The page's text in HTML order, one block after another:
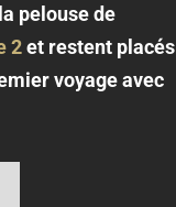
pelouse de
2et restent placés
voyage avec